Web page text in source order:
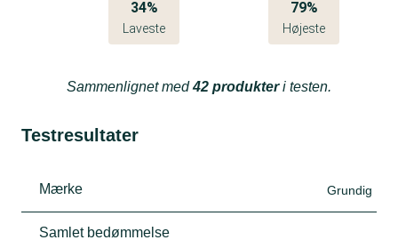
34%
Laveste
79%
Højeste
Sammenlignet med42 produkteri testen.
Testresultater
Mærke Grundig
Samlet bedømmelse